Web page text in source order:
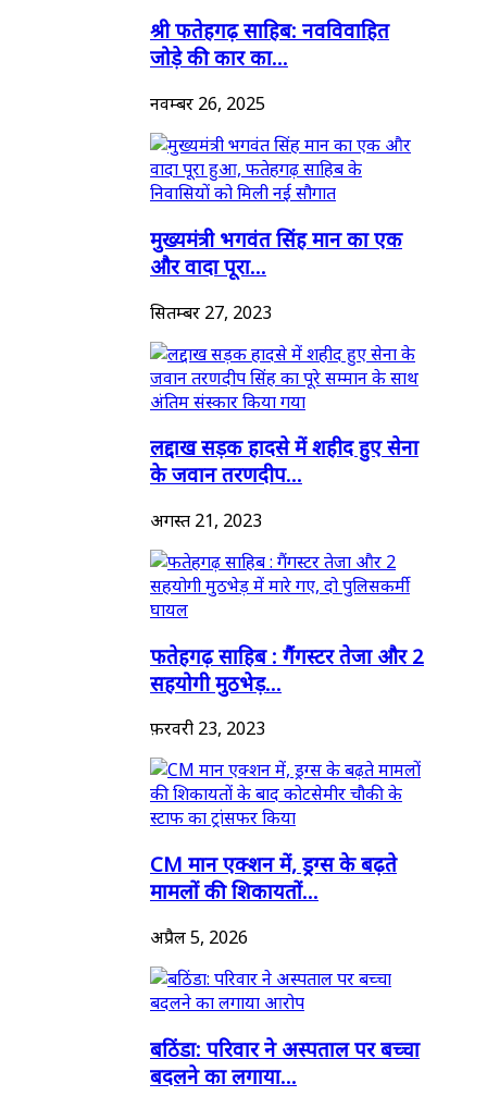
श्री फतेहगढ़ साहिब: नवविवाहित
जोड़े की कार का...
नवम्बर 26, 2025
मुख्यमंत्री भगवंत सिंह मान का एक
और वादा पूरा...
सितम्बर 27, 2023
लद्दाख सड़क हादसे में शहीद हुए सेना
के जवान तरणदीप...
अगस्त 21, 2023
फतेहगढ़ साहिब : गैंगस्टर तेजा और 2
सहयोगी मुठभेड़...
फ़रवरी 23, 2023
CM मान एक्शन में, ड्रग्स के बढ़ते
मामलों की शिकायतों...
अप्रैल 5, 2026
बठिंडा: परिवार ने अस्पताल पर बच्चा
बदलने का लगाया...